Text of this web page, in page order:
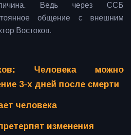
Ведь через ССБ
общение с внешним
Востоков.
Человека можно
3-х дней после смерти
человека
изменения